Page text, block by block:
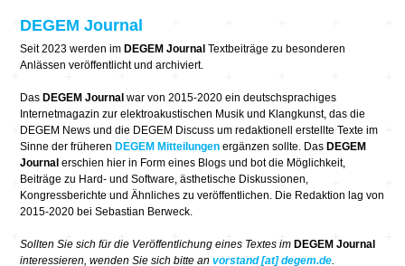
DEGEM Journal
Seit 2023 werden im DEGEM Journal Textbeiträge zu besonderen
Anlässen veröffentlicht und archiviert.
Das DEGEM Journal war von 2015-2020 ein deutschsprachiges
Internetmagazin zur elektroakustischen Musik und Klangkunst, das die
DEGEM News und die DEGEM Discuss um redaktionell erstellte Texte im
Sinne der früheren DEGEM Mitteilungen ergänzen sollte. Das DEGEM
Journal erschien hier in Form eines Blogs und bot die Möglichkeit,
Beiträge zu Hard- und Software, ästhetische Diskussionen,
Kongressberichte und Ähnliches zu veröffentlichen. Die Redaktion lag von
2015-2020 bei Sebastian Berweck.
Sollten Sie sich für die Veröffentlichung eines Textes im DEGEM Journal
interessieren, wenden Sie sich bitte anvorstand [at] degem.de.